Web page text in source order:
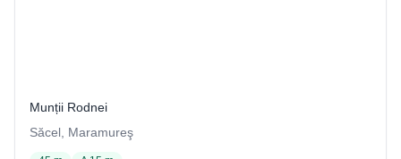
Munții Rodnei
Săcel, Maramureş